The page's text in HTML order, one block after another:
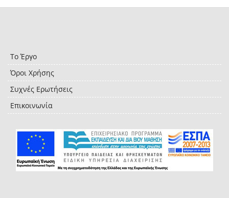
Το Έργο
Όροι Χρήσης
Συχνές Ερωτήσεις
Επικοινωνία